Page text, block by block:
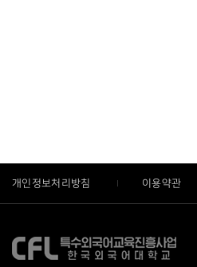
개인정보처리방침 이용약관